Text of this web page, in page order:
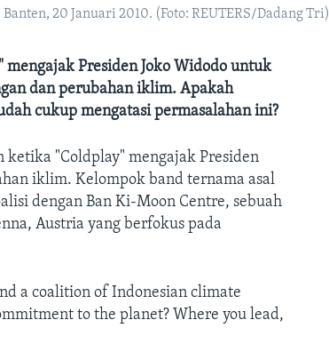
20 Januari 2010. (Foto: REUTERS/Dadang Tri)
Presiden Joko Widodo untuk
dan perubahan iklim. Apakah
cukup mengatasi permasalahan ini?
ketika "Coldplay" mengajak Presiden
iklim. Kelompok band ternama asal
dengan Ban Ki-Moon Centre, sebuah
Austria yang berfokus pada
a coalition of Indonesian climate
to the planet? Where you lead,